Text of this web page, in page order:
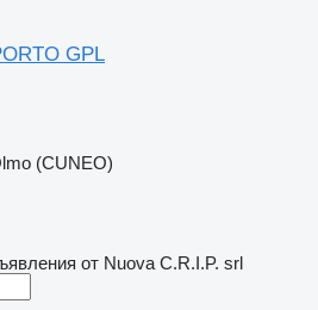
GPL
(CUNEO)
от Nuova C.R.I.P. srl